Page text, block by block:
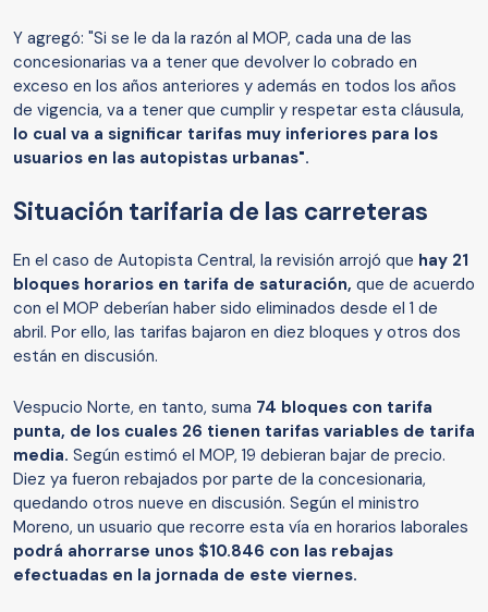
Y agregó: "Si se le da la razón al MOP, cada una de las
concesionarias va a tener que devolver lo cobrado en
exceso en los años anteriores y además en todos los años
de vigencia, va a tener que cumplir y respetar esta cláusula,
lo cual va a significar tarifas muy inferiores para los
usuarios en las autopistas urbanas".
Situación tarifaria de las carreteras
En el caso de Autopista Central, la revisión arrojó que hay 21
bloques horarios en tarifa de saturación, que de acuerdo
con el MOP deberían haber sido eliminados desde el 1 de
abril. Por ello, las tarifas bajaron en diez bloques y otros dos
están en discusión.
Vespucio Norte, en tanto, suma 74 bloques con tarifa
punta, de los cuales 26 tienen tarifas variables de tarifa
media. Según estimó el MOP, 19 debieran bajar de precio.
Diez ya fueron rebajados por parte de la concesionaria,
quedando otros nueve en discusión. Según el ministro
Moreno, un usuario que recorre esta vía en horarios laborales
podrá ahorrarse unos $10.846 con las rebajas
efectuadas en la jornada de este viernes.